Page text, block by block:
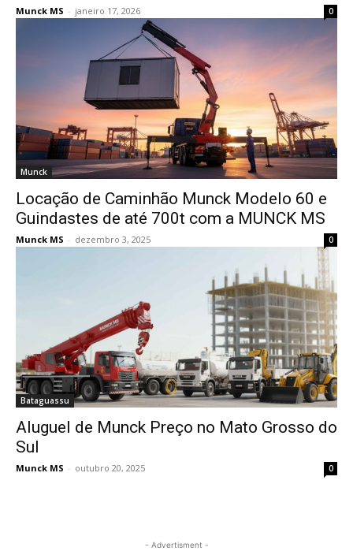
Munck MS - janeiro 17, 2026 0
Munck
Locação de Caminhão Munck Modelo 60 e
Guindastes de até 700t com a MUNCK MS
Munck MS - dezembro 3, 2025 0
Bataguassu
Aluguel de Munck Preço no Mato Grosso do
Sul
Munck MS - outubro 20, 2025 0
- Advertisment -